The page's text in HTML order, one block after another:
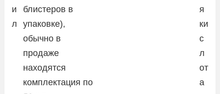
и
л
блистеров в
упаковке),
обычно в
продаже
находятся
комплектация по
я
ки
с
л
от
а